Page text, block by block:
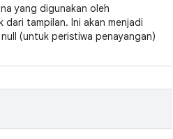
yang digunakan oleh
dari tampilan. Ini akan menjadi
(untuk peristiwa penayangan)